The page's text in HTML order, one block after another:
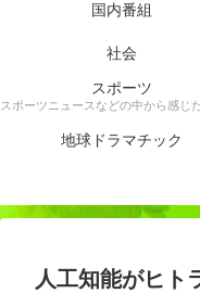
国内番組
社会
スポーツ
地球ドラマチック
人工知能がヒト